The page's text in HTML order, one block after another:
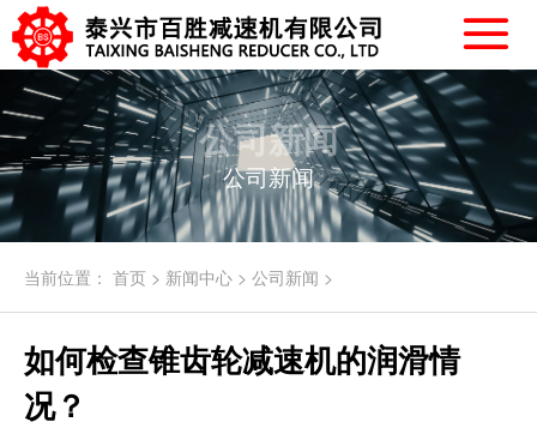
公司新闻
公司新闻
当前位置： 首页> 新闻中心> 公司新闻 >
如何检查锥齿轮减速机的润滑情
况？